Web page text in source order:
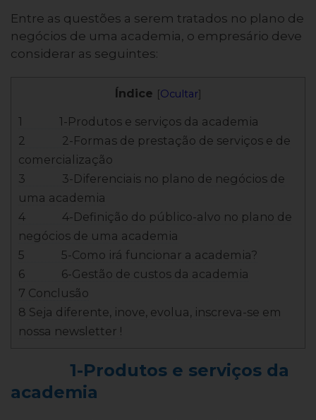
Entre as questões a serem tratados no plano de
negócios de uma academia, o empresário deve
considerar as seguintes:
Índice [Ocultar]
1 1-Produtos e serviços da academia
2 2-Formas de prestação de serviços e de
comercialização
3 3-Diferenciais no plano de negócios de
uma academia
4 4-Definição do público-alvo no plano de
negócios de uma academia
5 5-Como irá funcionar a academia?
6 6-Gestão de custos da academia
7 Conclusão
8 Seja diferente, inove, evolua, inscreva-se em
nossa newsletter !
1-Produtos e serviços da
academia